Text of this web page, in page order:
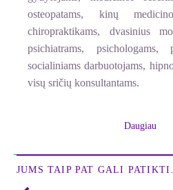
osteopatams, kinų
chiropraktikams, dvasinius
psichiatrams, psichologams,
socialiniams darbuotojams,
visų sričių konsultantams.
tradicinės medicinos
Daugiau
JUMS TAIP PAT GALI